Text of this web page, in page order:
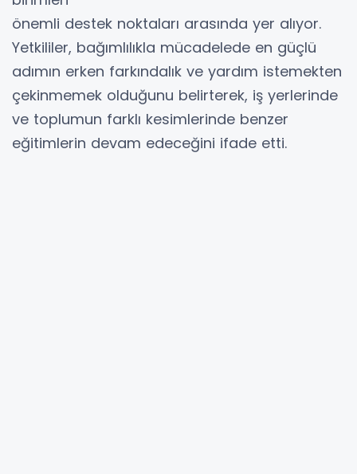
önemli destek noktaları arasında yer alıyor.
Yetkililer, bağımlılıkla mücadelede en güçlü
adımın erken farkındalık ve yardım istemekten
çekinmemek olduğunu belirterek, iş yerlerinde
ve toplumun farklı kesimlerinde benzer
eğitimlerin devam edeceğini ifade etti.